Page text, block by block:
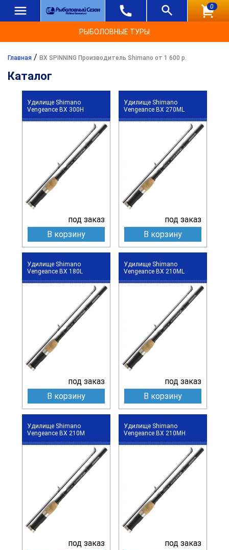
0
РЫБОЛОВНЫЕ ТУРЫ
Главная / BX SPINNING Производитель Shimano от 1 600 р.
Каталог
Удилище Shimano
Vengeance BX 300H
под заказ
В корзину
Удилище Shimano
Vengeance BX 270ML
под заказ
В корзину
Удилище Shimano
Vengeance BX 180L
под заказ
В корзину
Удилище Shimano
Vengeance BX 210ML
под заказ
В корзину
Удилище Shimano
Vengeance BX 210M
под заказ
Удилище Shimano
Vengeance BX 210MH
под заказ